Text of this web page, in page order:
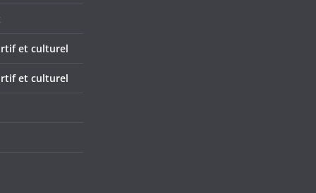
et culturel
et culturel